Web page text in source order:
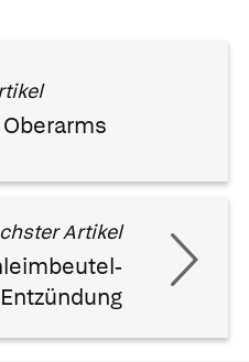
Artikel
Entzündung